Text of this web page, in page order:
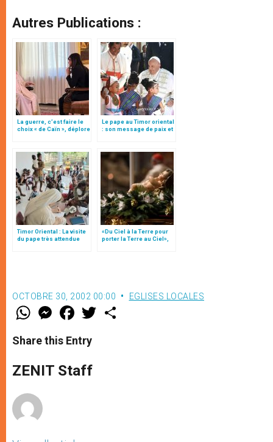
Autres Publications :
La guerre, c’est faire le
choix « de Caïn », déplore
Le pape au Timor oriental
: son message de paix et
Timor Oriental : La visite
du pape très attendue
«Du Ciel à la Terre pour
porter la Terre au Ciel»,
OCTOBRE 30, 2002 00:00 EGLISES LOCALES
W
t
s
p
p
M
e
s
e
g
e
F
a
e
b
o
k
w
Share this Entry
ZENIT Staff